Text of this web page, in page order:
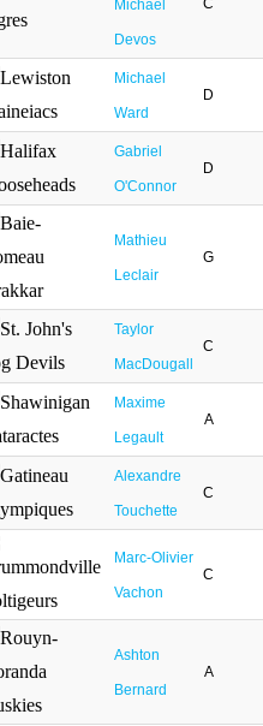
Michaël
Devos
C
Michael
Ward
D
Gabriel
O'Connor
D
Mathieu
Leclair
G
Taylor
MacDougall
C
Maxime
Legault
A
Alexandre
Touchette
C
Marc-Olivier
Vachon
C
Ashton
Bernard
A